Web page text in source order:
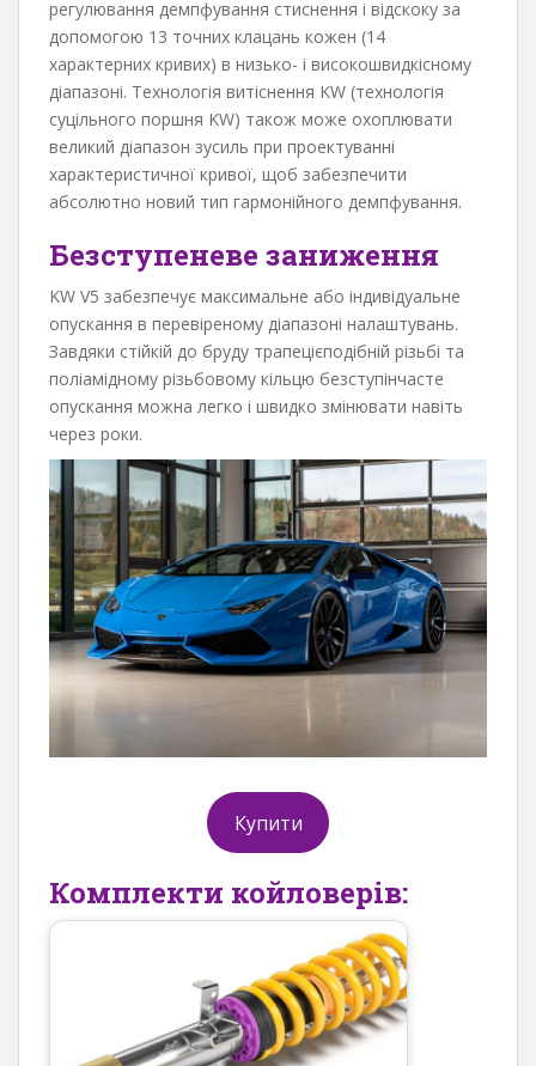
регулювання демпфування стиснення і відскоку за
допомогою 13 точних клацань кожен (14
характерних кривих) в низько- і високошвидкісному
діапазоні. Технологія витіснення KW (технологія
суцільного поршня KW) також може охоплювати
великий діапазон зусиль при проектуванні
характеристичної кривої, щоб забезпечити
абсолютно новий тип гармонійного демпфування.
Безступеневе заниження
KW V5 забезпечує максимальне або індивідуальне
опускання в перевіреному діапазоні налаштувань.
Завдяки стійкій до бруду трапецієподібній різьбі та
поліамідному різьбовому кільцю безступінчасте
опускання можна легко і швидко змінювати навіть
через роки.
Купити
Комплекти койловерів: